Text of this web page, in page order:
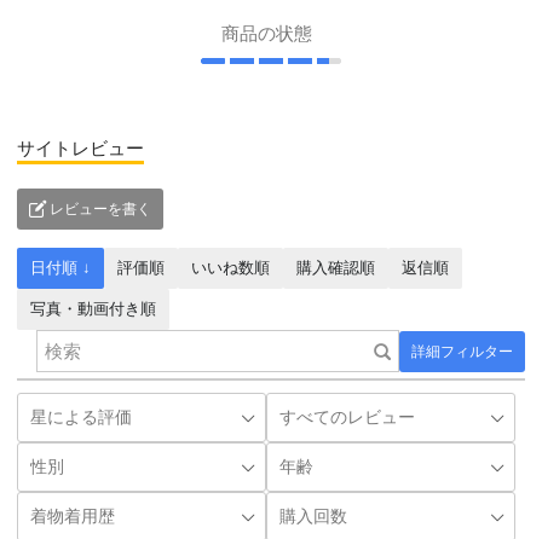
商品の状態
サイトレビュー
レビューを書く
詳細フィルター
日付順 ↓ 評価順 いいね数順 購入確認順 返信順
写真・動画付き順